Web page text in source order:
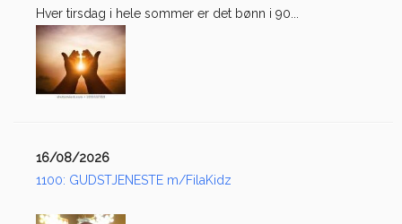
Hver tirsdag i hele sommer er det bønn i 90...
16/08/2026
1100: GUDSTJENESTE m/FilaKidz